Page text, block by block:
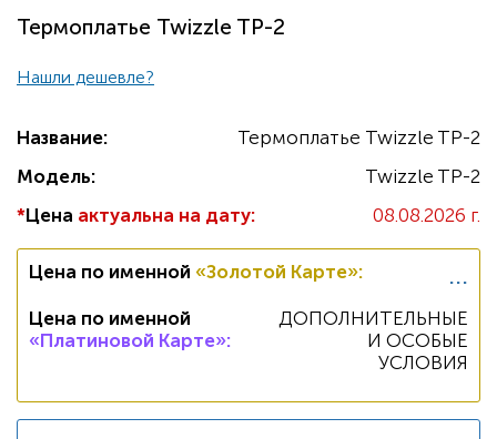
Термоплатье Twizzle TP-2
Нашли дешевле?
Название:
Термоплатье Twizzle TP-2
Модель:
Twizzle TP-2
*Цена актуальна на дату: 08.08.2026 г.
Цена по именной «Золотой Карте»: ...
Цена по именной
«Платиновой Карте»:
ДОПОЛНИТЕЛЬНЫЕ
И ОСОБЫЕ
УСЛОВИЯ